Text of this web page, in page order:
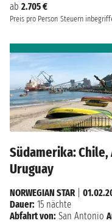
ab 2.705 €
Preis pro Person Steuern
Südamerika:
Uruguay
NORWEGIAN STAR|
Dauer: 15 nächte
Abfahrt von: San Antonio